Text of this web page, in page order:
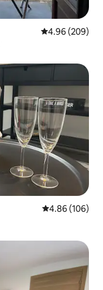
औसत रेटिंग 5 में से
4.96 (209)
औसत रेटिंग 5 में से
4.86 (106)